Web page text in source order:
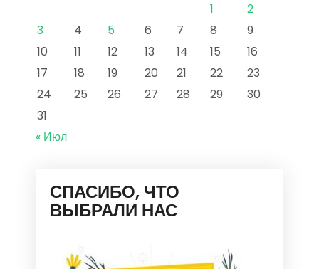
1
2
3
4 5 6 7 8
9
10
11 12 13 14 15
16
17
18 19 20 21 22
23
24
25 26 27 28 29
30
31
« Июл
СПАСИБО, ЧТО
ВЫБРАЛИ НАС